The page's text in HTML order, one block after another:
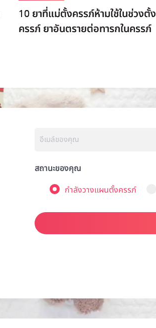
10 ยาที่แม่ตั้งครรภ์ห้ามใช้ในช่วงตั้ง
ครรภ์ ยาอันตรายต่อทารกในครรภ์
สถานะของคุณ
กำลังวางแผนตั้งครรภ์